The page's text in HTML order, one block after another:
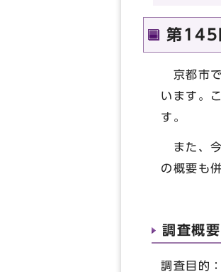
第145
京都市で
います。
す。
また、今
の概要も
調査概
調査目的